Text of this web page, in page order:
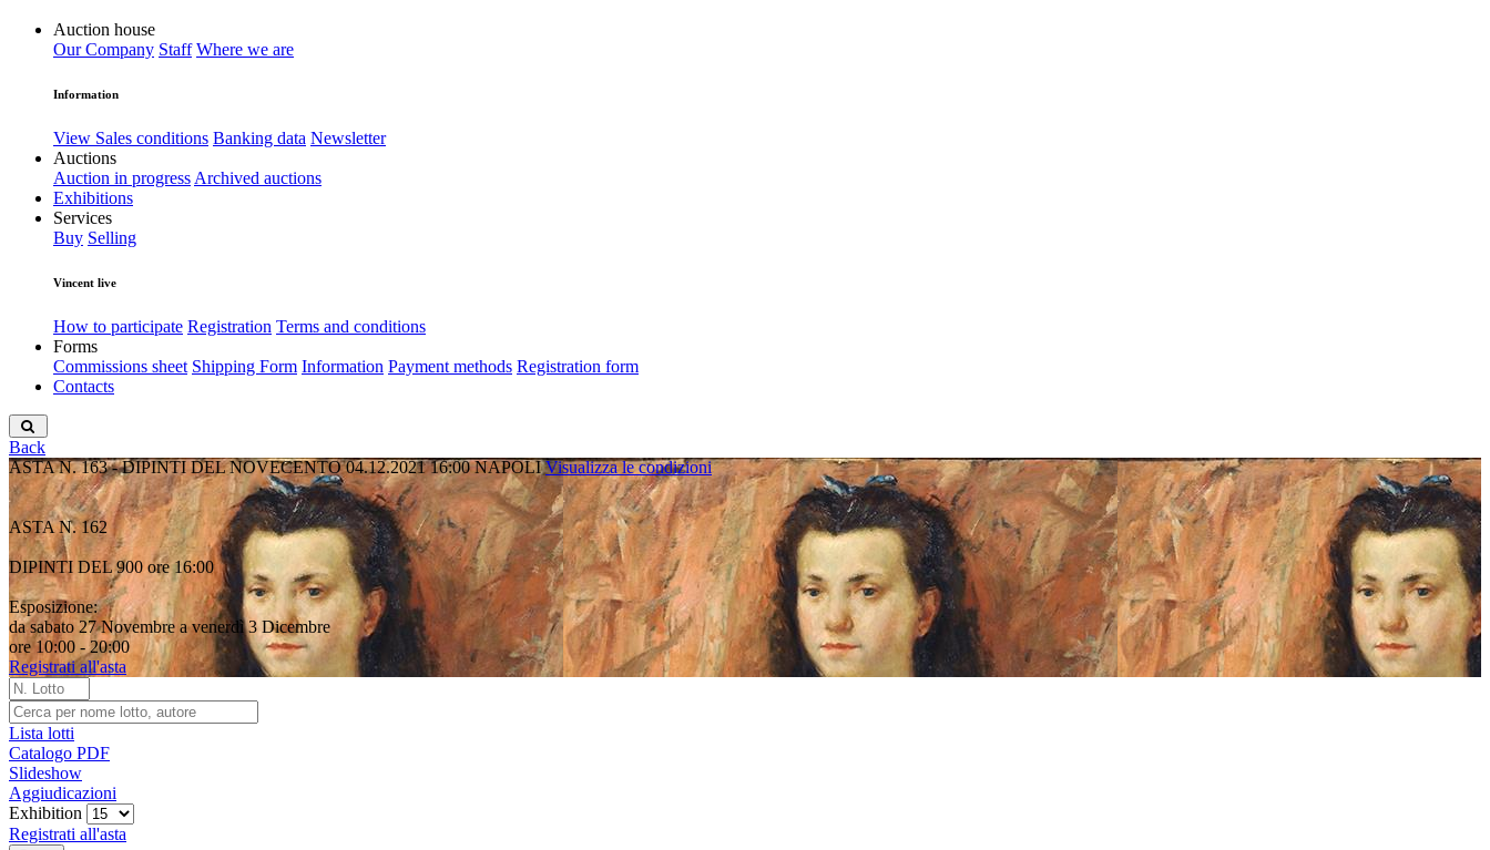
Auction house
Our Company Staff Where we are
Information
View Sales conditions Banking data Newsletter
Auctions
Auction in progress Archived auctions
Exhibitions
Services
Buy Selling
Vincent live
How to participate Registration Terms and conditions
Forms
Commissions sheet Shipping Form Information Payment methods Registration form
Contacts
Back
ASTA N. 163 - DIPINTI DEL NOVECENTO 04.12.2021 16:00 NAPOLI Visualizza le condizioni
ASTA N. 162
DIPINTI DEL 900 ore 16:00
Esposizione:
da sabato 27 Novembre a venerdì 3 Dicembre
ore 10:00 - 20:00
Registrati all'asta
Lista lotti
Catalogo PDF
Slideshow
Aggiudicazioni
Exhibition
Registrati all'asta